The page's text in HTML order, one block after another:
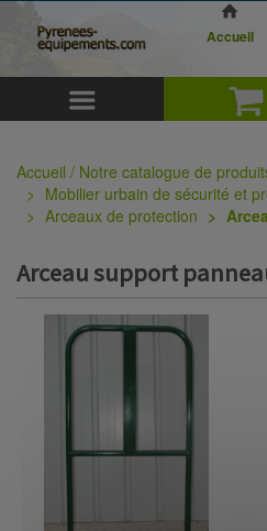
Accueil
Accueil / Notre catalogue de
Mobilier urbain de sécurité et
Arceaux de protection
Arceau support